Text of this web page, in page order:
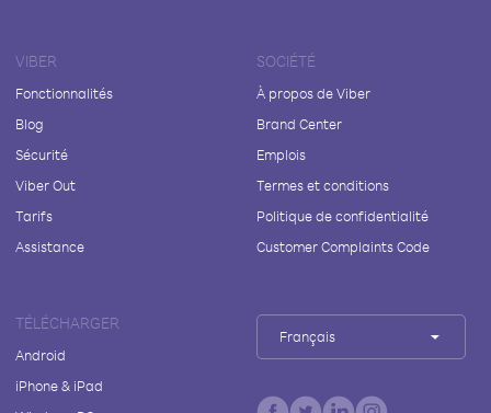
VIBER
Fonctionnalités
Blog
Sécurité
Viber Out
Tarifs
Assistance
SOCIÉTÉ
À propos de Viber
Brand Center
Emplois
Termes et conditions
Politique de confidentialité
Customer Complaints Code
TÉLÉCHARGER
Android
iPhone & iPad
Français